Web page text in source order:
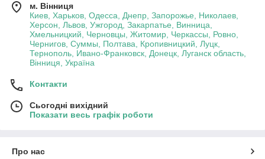
м. Вінниця
Киев, Харьков, Одесса, Днепр, Запорожье, Николаев,
Херсон, Львов, Ужгород, Закарпатье, Винница,
Хмельницкий, Черновцы, Житомир, Черкассы, Ровно,
Чернигов, Суммы, Полтава, Кропивницкий, Луцк,
Тернополь, Ивано-Франковск, Донецк, Луганск область,
Вінниця, Україна
Контакти
Сьогодні вихідний
Показати весь графік роботи
Про нас